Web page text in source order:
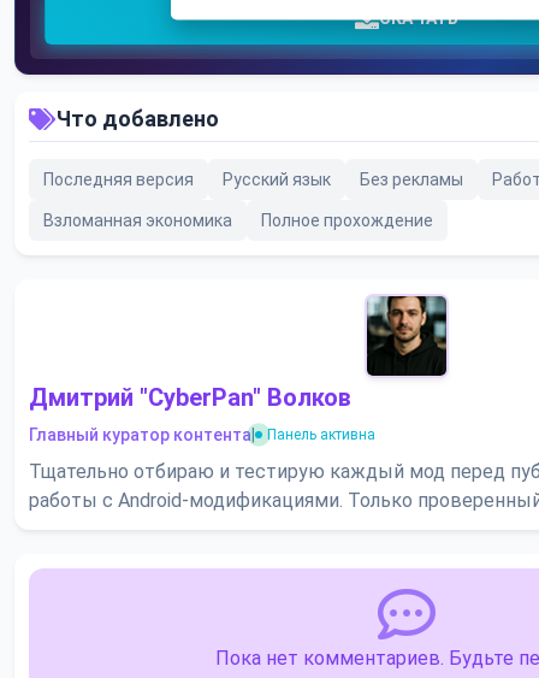
СКАЧАТЬ
Что добавлено
Последняя версия Русский язык Без рекламы
Взломанная экономика Полное прохождение
Дмитрий "CyberPan" Волков
Главный куратор контента Панель активна
Тщательно отбираю и тестирую каждый мод перед
работы с Android-модификациями. Только
Пока нет комментариев. Будьте